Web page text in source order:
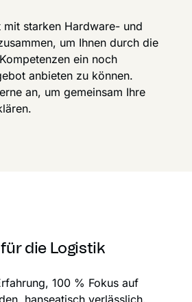
starken Hardware- und
um Ihnen durch die
ein noch
anbieten zu können.
an, um gemeinsam Ihre
die Logistik
100 % Fokus auf
hanseatisch verlässlich.